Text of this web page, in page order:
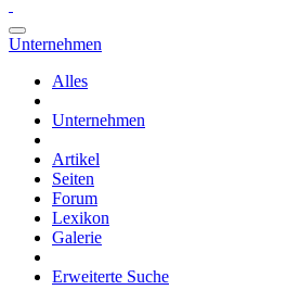
Unternehmen
Alles
Unternehmen
Artikel
Seiten
Forum
Lexikon
Galerie
Erweiterte Suche